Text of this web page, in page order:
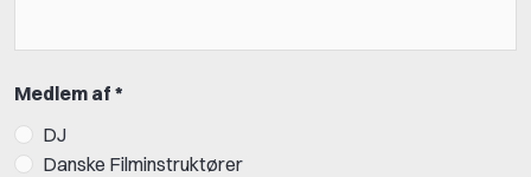
Medlem af *
DJ
Danske Filminstruktører